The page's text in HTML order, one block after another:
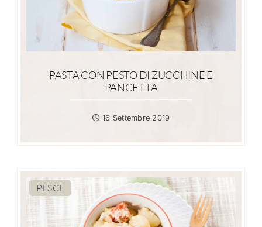
PASTA CON PESTO DI ZUCCHINE E
PANCETTA
16 Settembre 2019
PESCE